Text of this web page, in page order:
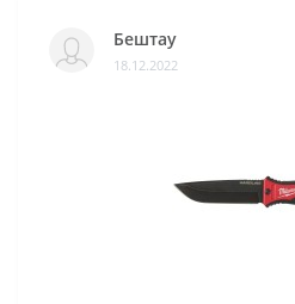
Бештау
18.12.2022